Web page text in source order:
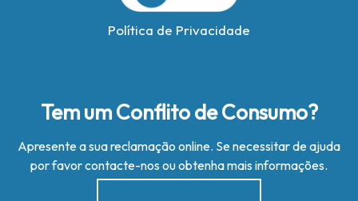
Política de Privacidade
Tem um Conflito de Consumo?
Apresente a sua reclamação online. Se necessitar de ajuda
por favor contacte-nos ou obtenha mais informações.